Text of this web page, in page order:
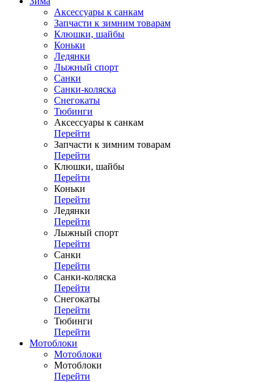
Аксессуары к санкам
Запчасти к зимним товарам
Клюшки, шайбы
Коньки
Ледянки
Лыжный спорт
Санки
Санки-коляска
Снегокаты
Тюбинги
Аксессуары к санкам
Перейти
Запчасти к зимним товарам
Перейти
Клюшки, шайбы
Перейти
Коньки
Перейти
Ледянки
Перейти
Лыжный спорт
Перейти
Санки
Перейти
Санки-коляска
Перейти
Снегокаты
Перейти
Тюбинги
Перейти
Мотоблоки
Мотоблоки
Мотоблоки
Перейти